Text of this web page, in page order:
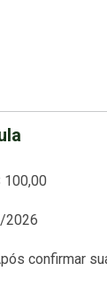
100,00
2026
confirmar